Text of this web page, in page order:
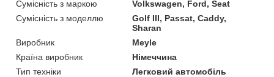
Сумісність з маркою
Volkswagen, Ford, Seat
Сумісність з моделлю
Golf III, Passat, Caddy,
Sharan
Виробник
Meyle
Країна виробник
Німеччина
Тип техніки
Легковий автомобіль